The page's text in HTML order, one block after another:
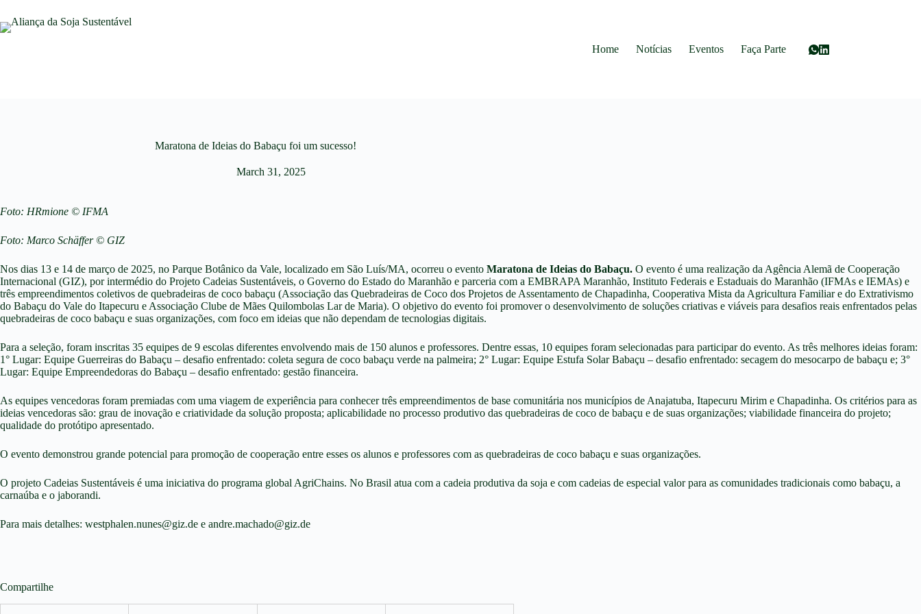
Home Notícias Eventos Faça Parte
Maratona de Ideias do Babaçu foi um sucesso!
March 31, 2025
Foto: HRmione © IFMA
Foto: Marco Schäffer © GIZ
Nos dias 13 e 14 de março de 2025, no Parque Botânico da Vale, localizado em São Luís/MA, ocorreu o evento Maratona de Ideias do Babaçu. O evento é uma realização da Agência Alemã de Cooperação
Internacional (GIZ), por intermédio do Projeto Cadeias Sustentáveis, o Governo do Estado do Maranhão e parceria com a EMBRAPA Maranhão, Instituto Federais e Estaduais do Maranhão (IFMAs e IEMAs) e
três empreendimentos coletivos de quebradeiras de coco babaçu (Associação das Quebradeiras de Coco dos Projetos de Assentamento de Chapadinha, Cooperativa Mista da Agricultura Familiar e do Extrativismo
do Babaçu do Vale do Itapecuru e Associação Clube de Mães Quilombolas Lar de Maria). O objetivo do evento foi promover o desenvolvimento de soluções criativas e viáveis para desafios reais enfrentados pelas
quebradeiras de coco babaçu e suas organizações, com foco em ideias que não dependam de tecnologias digitais.
Para a seleção, foram inscritas 35 equipes de 9 escolas diferentes envolvendo mais de 150 alunos e professores. Dentre essas, 10 equipes foram selecionadas para participar do evento. As três melhores ideias foram:
1° Lugar: Equipe Guerreiras do Babaçu – desafio enfrentado: coleta segura de coco babaçu verde na palmeira; 2° Lugar: Equipe Estufa Solar Babaçu – desafio enfrentado: secagem do mesocarpo de babaçu e; 3°
Lugar: Equipe Empreendedoras do Babaçu – desafio enfrentado: gestão financeira.
As equipes vencedoras foram premiadas com uma viagem de experiência para conhecer três empreendimentos de base comunitária nos municípios de Anajatuba, Itapecuru Mirim e Chapadinha. Os critérios para as
ideias vencedoras são: grau de inovação e criatividade da solução proposta; aplicabilidade no processo produtivo das quebradeiras de coco de babaçu e de suas organizações; viabilidade financeira do projeto;
qualidade do protótipo apresentado.
O evento demonstrou grande potencial para promoção de cooperação entre esses os alunos e professores com as quebradeiras de coco babaçu e suas organizações.
O projeto Cadeias Sustentáveis é uma iniciativa do programa global AgriChains. No Brasil atua com a cadeia produtiva da soja e com cadeias de especial valor para as comunidades tradicionais como babaçu, a
carnaúba e o jaborandi.
Para mais detalhes: westphalen.nunes@giz.de e andre.machado@giz.de
Compartilhe